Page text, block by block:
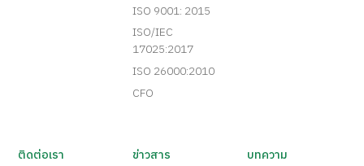
ISO 9001: 2015
ISO/IEC
17025:2017
ISO 26000:2010
CFO
ติดต่อเรา
ข่าวสาร
บทความ